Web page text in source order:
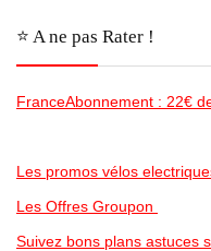
⭐️ A ne pas Rater !
FranceAbonnement : 22€
Les promos vélos
Les Offres Groupon
Suivez bons plans astuces